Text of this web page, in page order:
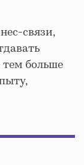
связи,
больше